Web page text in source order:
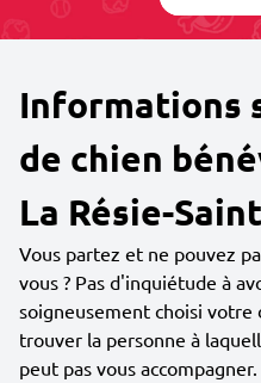
Informations
de chien
La Résie-
Vous partez et ne pouvez
vous ? Pas d'inquiétude à
soigneusement choisi
trouver la personne à
peut pas vous